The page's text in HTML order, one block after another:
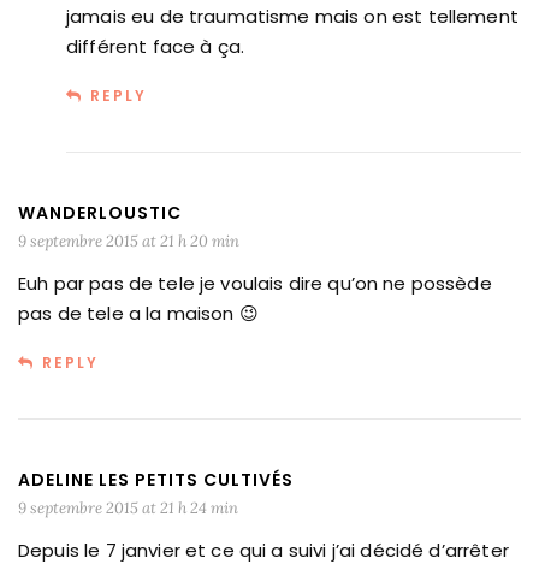
jamais eu de traumatisme mais on est tellement
différent face à ça.
REPLY
WANDERLOUSTIC
9 septembre 2015 at 21 h 20 min
Euh par pas de tele je voulais dire qu’on ne possède
pas de tele a la maison 😉
REPLY
ADELINE LES PETITS CULTIVÉS
9 septembre 2015 at 21 h 24 min
Depuis le 7 janvier et ce qui a suivi j’ai décidé d’arrêter